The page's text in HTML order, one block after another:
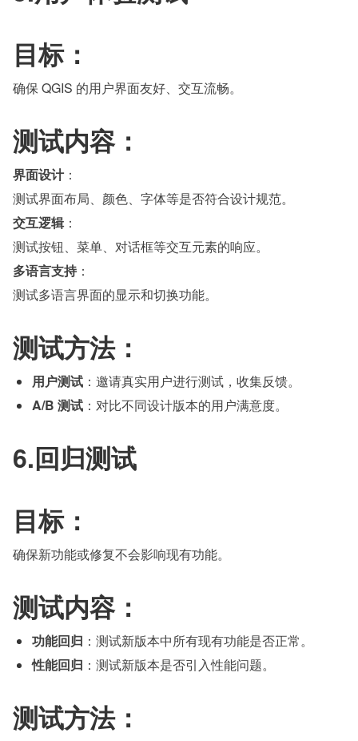
目标：
确保 QGIS 的用户界面友好、交互流畅。
测试内容：
界面设计：
测试界面布局、颜色、字体等是否符合设计规范。
交互逻辑：
测试按钮、菜单、对话框等交互元素的响应。
多语言支持 ：
测试多语言界面的显示和切换功能。
测试方法：
用户测试 ：邀请真实用户进行测试，收集反馈。
A/B 测试 ：对比不同设计版本的用户满意度。
6.回归测试
目标：
确保新功能或修复不会影响现有功能。
测试内容：
功能回归 ：测试新版本中所有现有功能是否正常。
性能回归 ：测试新版本是否引入性能问题。
测试方法：